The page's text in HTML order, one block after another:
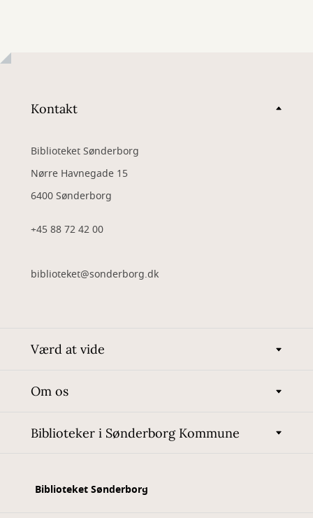
Kontakt
Biblioteket Sønderborg
Nørre Havnegade 15
6400 Sønderborg
+45 88 72 42 00
biblioteket@sonderborg.dk
Værd at vide
Om os
Biblioteker i Sønderborg Kommune
Biblioteket Sønderborg